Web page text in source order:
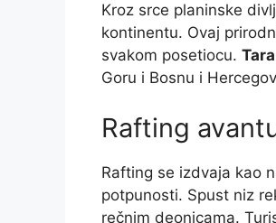
Kroz srce planinske
kontinentu. Ovaj
svakom posetiocu.
Goru i Bosnu i
Rafting
Rafting se izdvaja kao
potpunosti. Spust niz
rečnim deonicama.